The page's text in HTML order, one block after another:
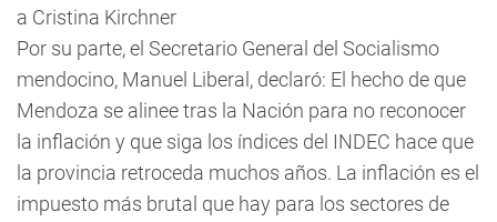
a Cristina Kirchner
Por su parte, el Secretario General del Socialismo
mendocino, Manuel Liberal, declaró: El hecho de que
Mendoza se alinee tras la Nación para no reconocer
la inflación y que siga los índices del INDEC hace que
la provincia retroceda muchos años. La inflación es el
impuesto más brutal que hay para los sectores de